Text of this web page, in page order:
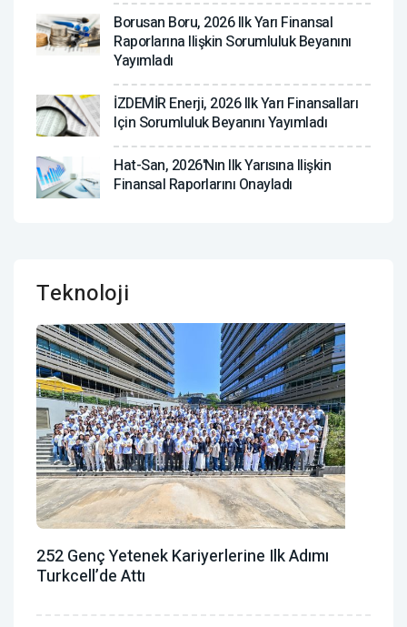
Borusan Boru, 2026 Ilk Yarı Finansal
Raporlarına Ilişkin Sorumluluk Beyanını
Yayımladı
İZDEMİR Enerji, 2026 Ilk Yarı Finansalları
Için Sorumluluk Beyanını Yayımladı
Hat-San, 2026'nın Ilk Yarısına Ilişkin
Finansal Raporlarını Onayladı
Teknoloji
252 Genç Yetenek Kariyerlerine Ilk Adımı
Turkcell’de Attı